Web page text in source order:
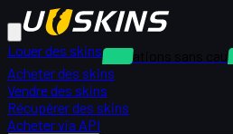
Louer des skins
Locations sans
Acheter des skins
Vendre des skins
Récupérer des skins
Acheter via API